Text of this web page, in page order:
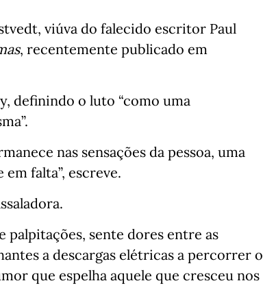
viúva do falecido escritor Paul
, recentemente publicado em
definindo o luto “como uma
nas sensações da pessoa, uma
falta”, escreve.
palpitações, sente dores entre as
a descargas elétricas a percorrer o
que espelha aquele que cresceu nos